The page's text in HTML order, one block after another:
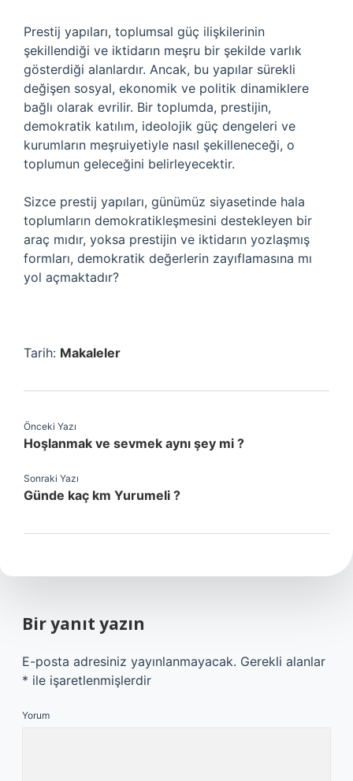
Prestij yapıları, toplumsal güç ilişkilerinin
şekillendiği ve iktidarın meşru bir şekilde varlık
gösterdiği alanlardır. Ancak, bu yapılar sürekli
değişen sosyal, ekonomik ve politik dinamiklere
bağlı olarak evrilir. Bir toplumda, prestijin,
demokratik katılım, ideolojik güç dengeleri ve
kurumların meşruiyetiyle nasıl şekilleneceği, o
toplumun geleceğini belirleyecektir.
Sizce prestij yapıları, günümüz siyasetinde hala
toplumların demokratikleşmesini destekleyen bir
araç mıdır, yoksa prestijin ve iktidarın yozlaşmış
formları, demokratik değerlerin zayıflamasına mı
yol açmaktadır?
Tarih: Makaleler
Önceki Yazı
Hoşlanmak ve sevmek aynı şey mi ?
Sonraki Yazı
Günde kaç km Yurumeli ?
Bir yanıt yazın
E-posta adresiniz yayınlanmayacak. Gerekli alanlar
* ile işaretlenmişlerdir
Yorum